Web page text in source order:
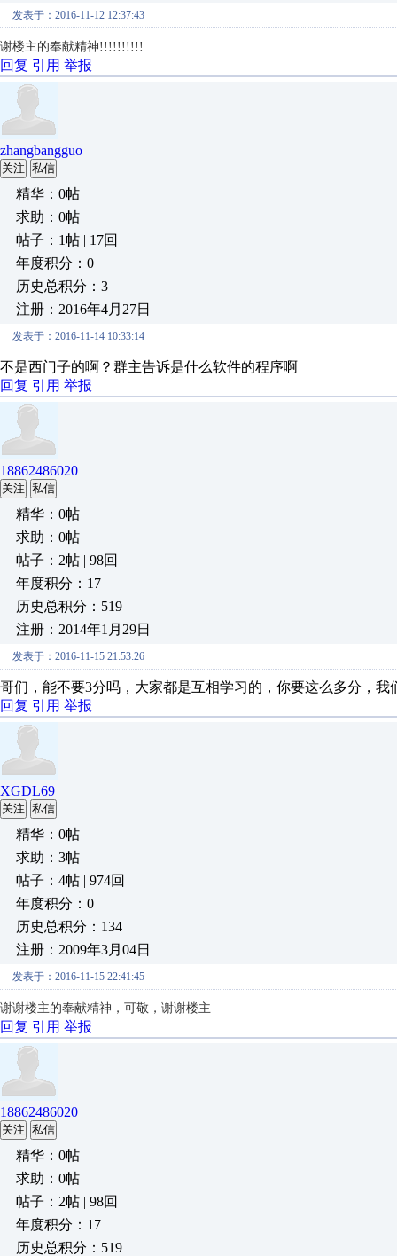
发表于：2016-11-12 12:37:43
谢楼主的奉献精神!!!!!!!!!!
回复 引用 举报
zhangbangguo
关注 私信
精华：0帖
求助：0帖
帖子：1帖 | 17回
年度积分：0
历史总积分：3
注册：2016年4月27日
发表于：2016-11-14 10:33:14
不是西门子的啊？群主告诉是什么软件的程序啊
回复 引用 举报
18862486020
关注 私信
精华：0帖
求助：0帖
帖子：2帖 | 98回
年度积分：17
历史总积分：519
注册：2014年1月29日
发表于：2016-11-15 21:53:26
哥们，能不要3分吗，大家都是互相学习的，你要这么多分，我
回复 引用 举报
XGDL69
关注 私信
精华：0帖
求助：3帖
帖子：4帖 | 974回
年度积分：0
历史总积分：134
注册：2009年3月04日
发表于：2016-11-15 22:41:45
谢谢楼主的奉献精神，可敬，谢谢楼主
回复 引用 举报
18862486020
关注 私信
精华：0帖
求助：0帖
帖子：2帖 | 98回
年度积分：17
历史总积分：519